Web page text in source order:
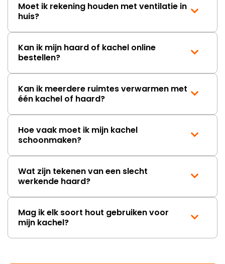
Moet ik rekening houden met ventilatie in
huis?
Kan ik mijn haard of kachel online
bestellen?
Kan ik meerdere ruimtes verwarmen met
één kachel of haard?
Hoe vaak moet ik mijn kachel
schoonmaken?
Wat zijn tekenen van een slecht
werkende haard?
Mag ik elk soort hout gebruiken voor
mijn kachel?